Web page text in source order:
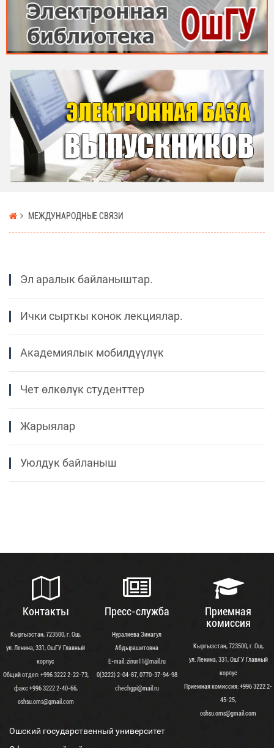
МЕЖДУНАРОДНЫЕ СВЯЗИ
Эл аралык байланыштар.
Ички сырткы конок лекциялар.
Академиялык мобилдүүлүк
Чет өлкөлүк студенттер
Жарыялар
Уюлдук байланыш
Контакты
Кыргызстан, 723500, г. Ош,
ул. Ленина, 331, ОшГУ Главный
корпус
Общий отдел: +996 3222 2-22-73,
факс +996 3222 2-40-66,
oshsu.oms@gmail.com
Пресс-служба
Нуралиева Зинагул
Абдырашитовна
Е-mail: zinur11@mail.ru
0(3222) 2-04-87, 0770-37-94-98
chechgpi@mail.ru
Приемная
комиссия
Кыргызстан, 723500, г. Ош,
ул. Ленина, 331, ОшГУ Главный
корпус
Приемная комиссия: +996 3222 2-
45-25,
oshsu.oms@gmail.com
Ошский государственный университет